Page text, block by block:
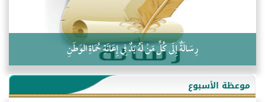
رِسَالَةٌ إِلَى كُلِّ مَنْ لَهُ يَدٌ فِي إِعَانَةِ حُمَاةِ الوَطَنِ
موعظة الأسبوع